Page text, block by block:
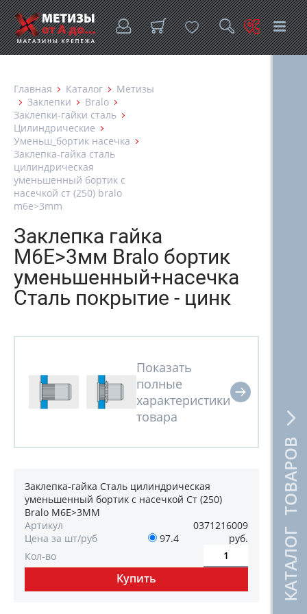
КАТАЛОГ ТОВАРОВ
Главная Каталог
Метизы
Заклепки
Bralo
Заклепки-гайки сталь
Цилиндрические
Уменьш_бортик насечка
Заклепка-гайка сталь
цилиндрическая
уменьшенный бортик с
насечкой ст (250) bralo
m6e>3mm
Заклепка гайка
М6Е>3мм Bralo бортик
уменьшенный+насечка
Сталь покрытие - цинк
Заклепка-гайка Сталь цилиндрическая
уменьшенный бортик с насечкой Ст (250)
Bralo M6E>3MM
Артикул
0371216009
Цена за шт/руб
97.4
руб.
Кол-во